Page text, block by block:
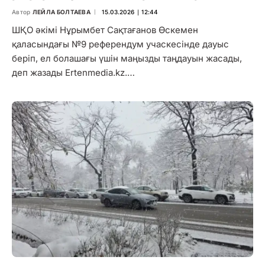
Автор ЛЕЙЛА БОЛТАЕВА 15.03.2026 ∣ 12:44
ШҚО әкімі Нұрымбет Сақтағанов Өскемен
қаласындағы №9 референдум учаскесінде дауыс
беріп, ел болашағы үшін маңызды таңдауын жасады,
деп жазады Ertenmedia.kz.…